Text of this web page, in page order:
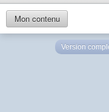
Mon contenu
Version